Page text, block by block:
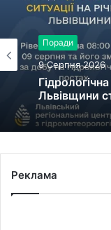
Поради
9 Серпня 2026
Львівщини
Реклама